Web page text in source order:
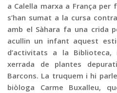
a Calella marxa a França per
s’han sumat a la cursa
amb el Sàhara fa una crida
acullin un infant aquest
d’activitats a la
xerrada de plantes
Barcons. La truquem i hi
biòloga Carme Buxalleu,